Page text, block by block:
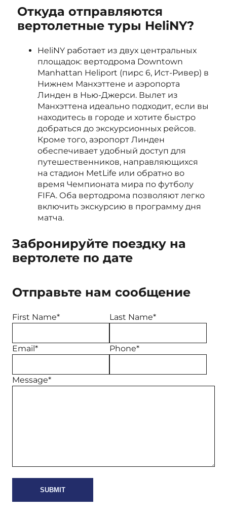
Откуда отправляются
вертолетные туры HeliNY?
HeliNY работает из двух центральных
площадок: вертодрома Downtown
Manhattan Heliport (пирс 6, Ист-Ривер) в
Нижнем Манхэттене и аэропорта
Линден в Нью-Джерси. Вылет из
Манхэттена идеально подходит, если вы
находитесь в городе и хотите быстро
добраться до экскурсионных рейсов.
Кроме того, аэропорт Линден
обеспечивает удобный доступ для
путешественников, направляющихся
на стадион MetLife или обратно во
время Чемпионата мира по футболу
FIFA. Оба вертодрома позволяют легко
включить экскурсию в программу дня
матча.
Забронируйте поездку на
вертолете по дате
Отправьте нам сообщение
First Name* Last Name*
Email* Phone*
Message*